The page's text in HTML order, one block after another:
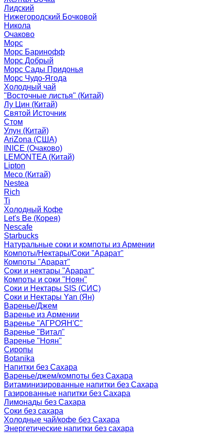
Лидский
Нижегородский Бочковой
Никола
Очаково
Морс
Морс Баринофф
Морс Добрый
Морс Сады Придонья
Морс Чудо-Ягода
Холодный чай
"Восточные листья" (Китай)
Лу Цин (Китай)
Святой Источник
Стом
Улун (Китай)
AriZona (США)
INICE (Очаково)
LEMONTEA (Китай)
Lipton
Meco (Китай)
Nestea
Rich
Ti
Холодный Кофе
Let's Be (Корея)
Nescafe
Starbucks
Натуральные соки и компоты из Армении
Компоты/Нектары/Соки "Арарат"
Компоты "Арарат"
Соки и нектары "Арарат"
Компоты и соки "Ноян"
Соки и Нектары SIS (СИС)
Соки и Нектары Yan (Ян)
Варенье/Джем
Варенье из Армении
Варенье "АГРОЯН'С"
Варенье "Витал"
Варенье "Ноян"
Сиропы
Botanika
Напитки без Сахара
Варенье/джем/компоты без Сахара
Витаминизированные напитки без Сахара
Газированные напитки без Сахара
Лимонады без Сахара
Соки без сахара
Холодные чай/кофе без Сахара
Энергетические напитки без сахара